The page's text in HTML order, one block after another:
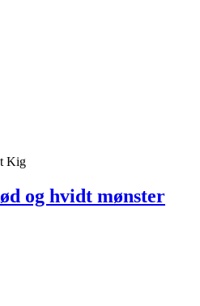
Kig
og hvidt mønster